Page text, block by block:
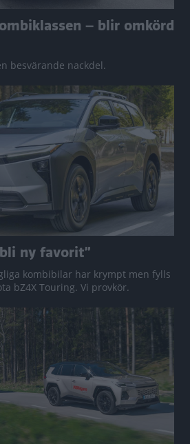
– blir omkörd
besvärande nackdel.
ny favorit”
kombibilar har krympt men fylls
bZ4X Touring. Vi provkör.